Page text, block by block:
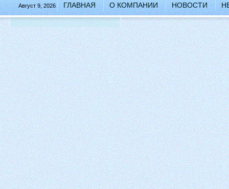
Август 9, 2026 ГЛАВНАЯ О КОМПАНИИ НОВОСТИ